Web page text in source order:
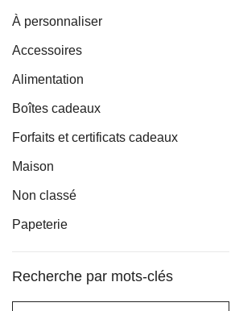
À personnaliser
Accessoires
Alimentation
Boîtes cadeaux
Forfaits et certificats cadeaux
Maison
Non classé
Papeterie
Recherche par mots-clés